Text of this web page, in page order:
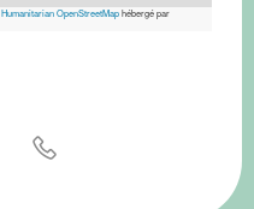
Humanitarian OpenStreetMaphébergé par